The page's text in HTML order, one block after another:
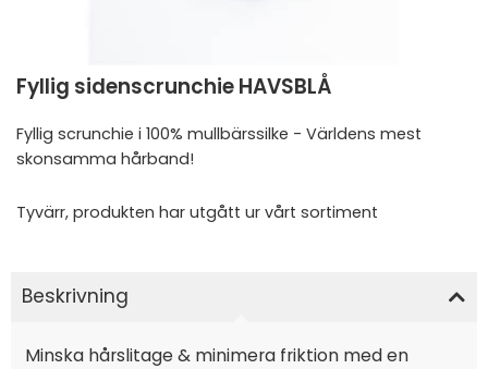
Fyllig sidenscrunchie HAVSBLÅ
Fyllig scrunchie i 100% mullbärssilke - Världens mest
skonsamma hårband!
Tyvärr, produkten har utgått ur vårt sortiment
Beskrivning
Minska hårslitage & minimera friktion med en